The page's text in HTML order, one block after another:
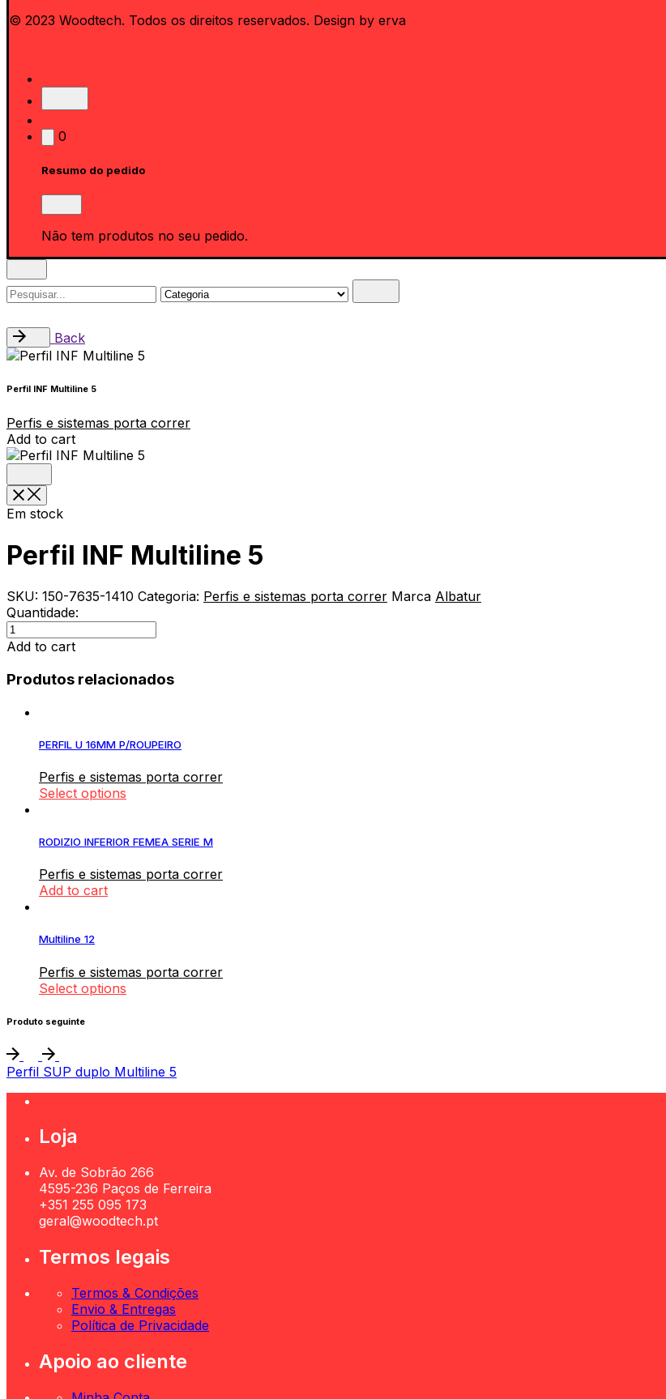
© 2023 Woodtech. Todos os direitos reservados. Design by erva
0
Resumo do pedido
Não tem produtos no seu pedido.
Search
for
Back
Perfil INF Multiline 5
Perfis e sistemas porta correr
Add to cart
Em stock
Perfil INF Multiline 5
SKU: 150-7635-1410 Categoria: Perfis e sistemas porta correr Marca Albatur
Quantidade:
Perfil
INF
5
Add to cart
Produtos relacionados
PERFIL U 16MM P/ROUPEIRO
Perfis e sistemas porta correr
Select options
RODIZIO INFERIOR FEMEA SERIE M
Perfis e sistemas porta correr
Add to cart
Multiline 12
Perfis e sistemas porta correr
Select options
Produto seguinte
Perfil SUP duplo Multiline 5
Loja
Av. de Sobrão 266
4595-236 Paços de Ferreira
+351 255 095 173
geral@woodtech.pt
Termos legais
Termos & Condições
Envio & Entregas
Política de Privacidade
Apoio ao cliente